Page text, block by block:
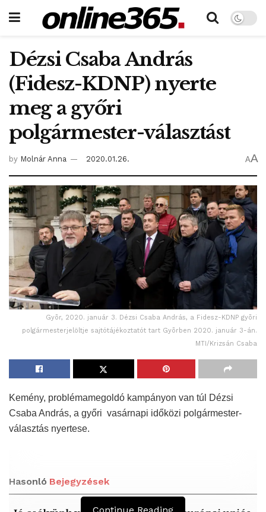
Dézsi Csaba András
(Fidesz-KDNP) nyerte
meg a győri
polgármester-választást
by Molnár Anna 2020.01.26. AA
Gyõr, 2020. január 3. Dézsi Csaba András, a Fidesz-KDNP gyõri
polgármesterjelöltje sajtótájékoztatót tart Gyõrben 2020. január 3-án.
MTI/Krizsán Csaba
Kemény, problémamegoldó kampányon van túl Dézsi
Csaba András, a győri vasárnapi időközi polgármester-
választás nyertese.
Hasonló Bejegyzések